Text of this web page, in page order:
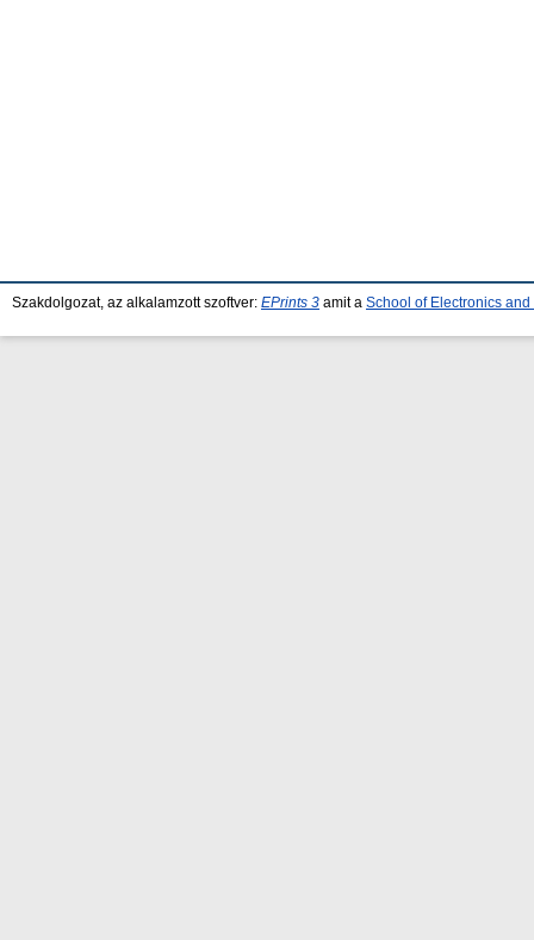
Szakdolgozat, az alkalamzott szoftver: EPrints 3 amit a School of Electronics